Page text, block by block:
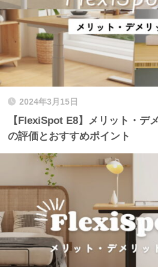
2024年3月15日
【FlexiSpot E8】メリット・デ
の評価とおすすめポイント